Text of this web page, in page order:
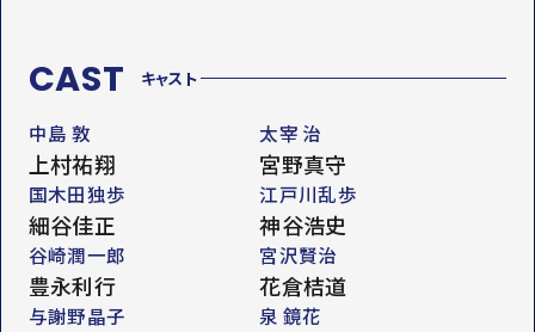
CAST キャスト
中島 敦
上村祐翔
太宰 治
宮野真守
国木田独歩
細谷佳正
江戸川乱歩
神谷浩史
谷崎潤一郎
豊永利行
宮沢賢治
花倉桔道
与謝野晶子 泉 鏡花